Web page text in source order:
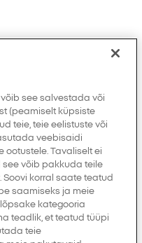
see salvestada või
(peamiselt küpsiste
teie, teie eelistuste või
veebisaidi
ootustele. Tavaliselt ei
see võib pakkuda teile
korral saate teatud
saamiseks ja meie
kategooria
teadlik, et teatud tüüpi
teie